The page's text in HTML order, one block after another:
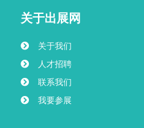
关于出展网
关于我们
人才招聘
联系我们
我要参展